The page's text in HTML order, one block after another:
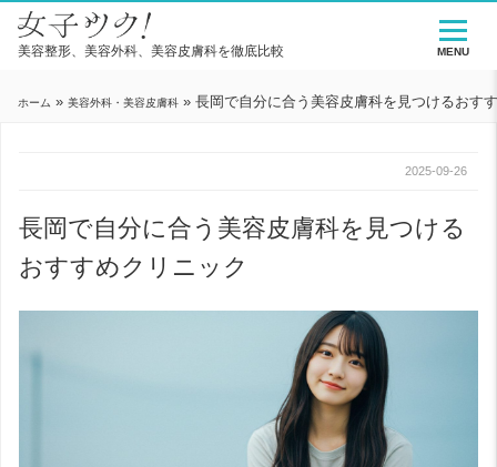
美容整形、美容外科、美容皮膚科を徹底比較
ホーム » 美容外科・美容皮膚科 » 長岡で自分に合う美容皮膚科を見つけるおす
2025-09-26
長岡で自分に合う美容皮膚科を見つける
おすすめクリニック
MENU